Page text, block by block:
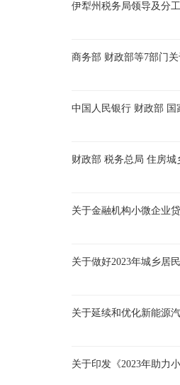
伊犁州税务局领导及分工
商务部 财政部等7部门
中国人民银行 财政部
财政部 税务总局 住房
关于金融机构小微企业
关于做好2023年城乡居
关于延续和优化新能源
关于印发《2023年助力